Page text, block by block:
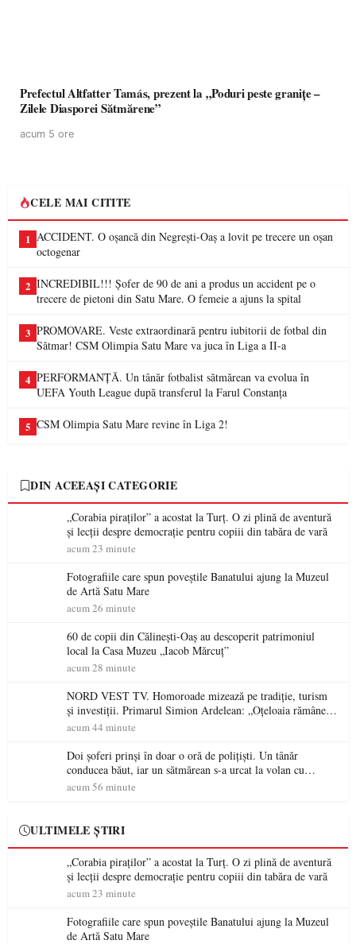
Prefectul Altfatter Tamás, prezent la „Poduri peste granițe –
Zilele Diasporei Sătmărene”
acum 5 ore
CELE MAI CITITE
1 ACCIDENT. O oșancă din Negrești-Oaș a lovit pe trecere un oșan
octogenar
2 INCREDIBIL!!! Șofer de 90 de ani a produs un accident pe o
trecere de pietoni din Satu Mare. O femeie a ajuns la spital
3 PROMOVARE. Veste extraordinară pentru iubitorii de fotbal din
Sătmar! CSM Olimpia Satu Mare va juca în Liga a II-a
4 PERFORMANȚĂ. Un tânăr fotbalist sătmărean va evolua în
UEFA Youth League după transferul la Farul Constanța
5 CSM Olimpia Satu Mare revine în Liga 2!
DIN ACEEAȘI CATEGORIE
„Corabia piraților” a acostat la Turț. O zi plină de aventură
și lecții despre democrație pentru copiii din tabăra de vară
acum 23 minute
Fotografiile care spun poveștile Banatului ajung la Muzeul
de Artă Satu Mare
acum 26 minute
60 de copii din Călinești-Oaș au descoperit patrimoniul
local la Casa Muzeu „Iacob Mărcuț”
acum 28 minute
NORD VEST TV. Homoroade mizează pe tradiție, turism
și investiții. Primarul Simion Ardelean: „Oțeloaia rămâne
un brand al Codrului”
acum 44 minute
Doi șoferi prinși în doar o oră de polițiști. Un tânăr
conducea băut, iar un sătmărean s-a urcat la volan cu
permisul suspendat
acum 56 minute
ULTIMELE ȘTIRI
„Corabia piraților” a acostat la Turț. O zi plină de aventură
și lecții despre democrație pentru copiii din tabăra de vară
acum 23 minute
Fotografiile care spun poveștile Banatului ajung la Muzeul
de Artă Satu Mare